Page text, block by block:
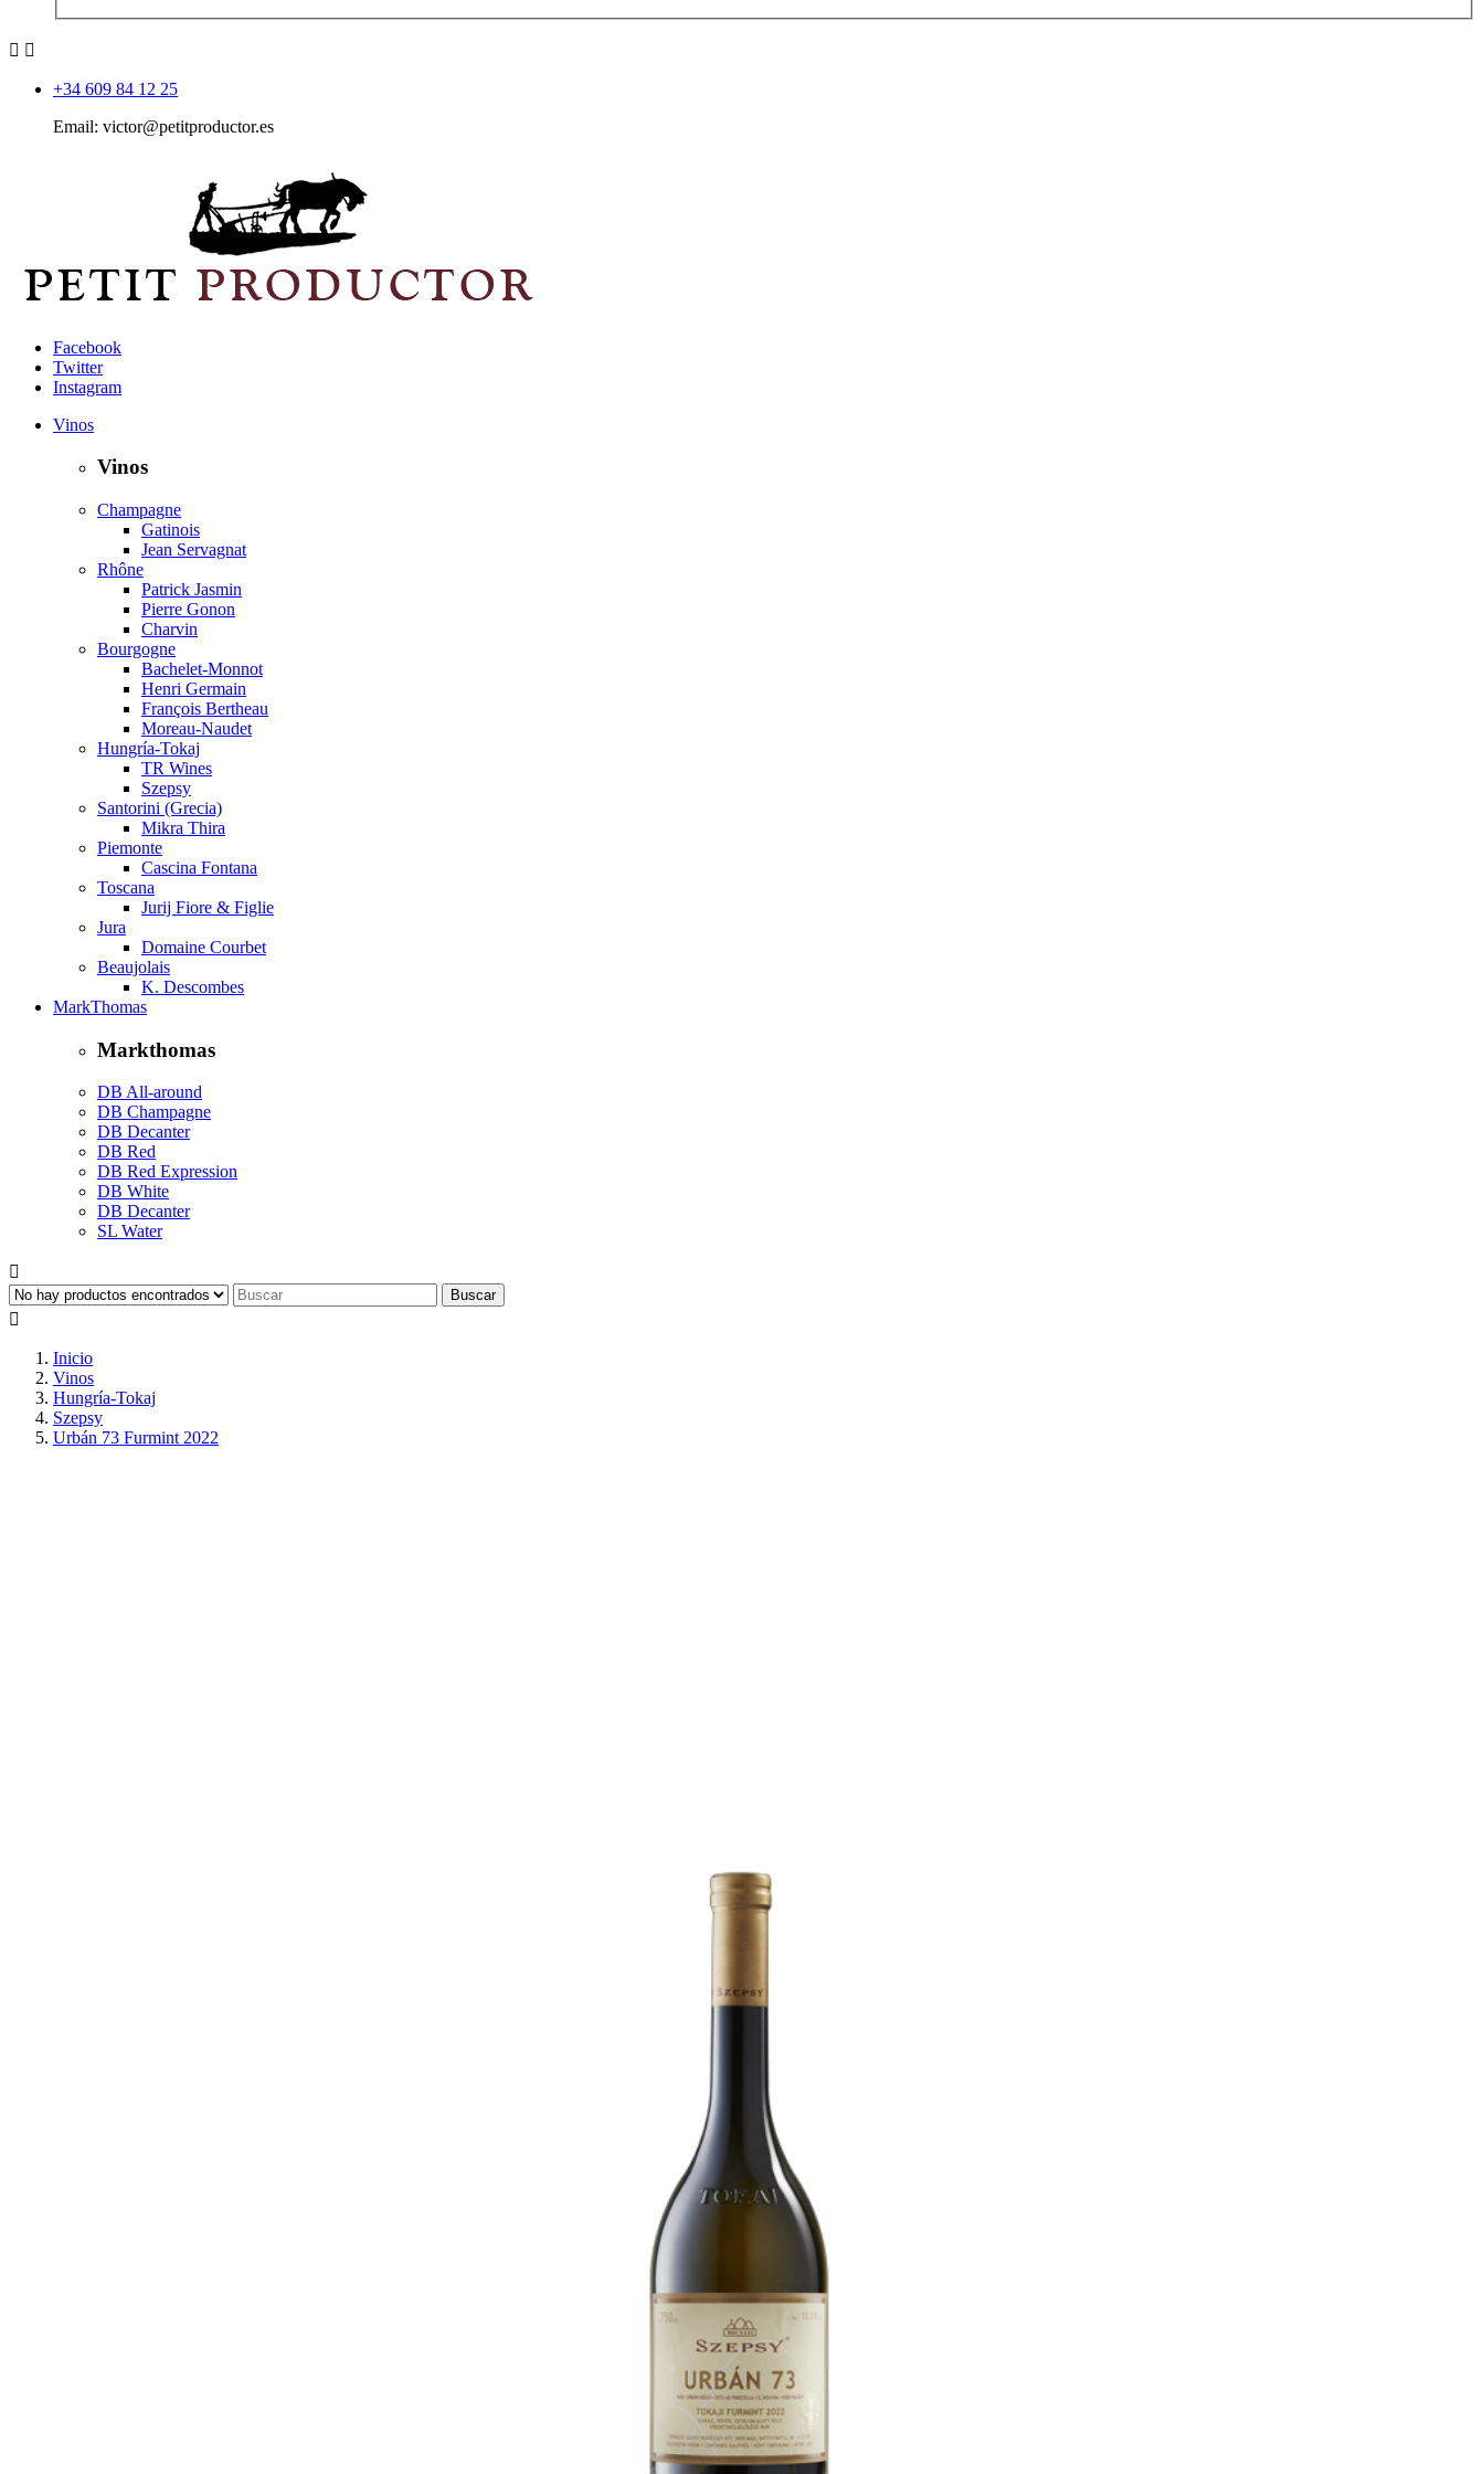
 
+34 609 84 12 25
Email: victor@petitproductor.es
Facebook
Twitter
Instagram
Vinos
Vinos
Champagne
Gatinois
Jean Servagnat
Rhône
Patrick Jasmin
Pierre Gonon
Charvin
Bourgogne
Bachelet-Monnot
Henri Germain
François Bertheau
Moreau-Naudet
Hungría-Tokaj
TR Wines
Szepsy
Santorini (Grecia)
Mikra Thira
Piemonte
Cascina Fontana
Toscana
Jurij Fiore & Figlie
Jura
Domaine Courbet
Beaujolais
K. Descombes
MarkThomas
Markthomas
DB All-around
DB Champagne
DB Decanter
DB Red
DB Red Expression
DB White
DB Decanter
SL Water

Buscar

Inicio
Vinos
Hungría-Tokaj
Szepsy
Urbán 73 Furmint 2022